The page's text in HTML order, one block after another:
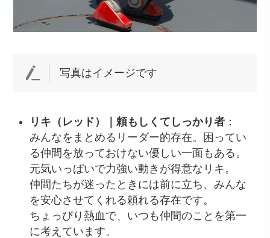
写真はイメージです
リキ（レッド）｜頼もしくてしっかり者 ：
みんなをまとめるリーダー的存在。困ってい
る仲間を放っておけない優しい一面もある。
元気いっぱいで力強い動きが得意なリキ。
仲間たちが迷ったときには前に立ち、みんな
を安心させてくれる頼れる存在です。
ちょっぴり熱血で、いつも仲間のことを第一
に考えています。